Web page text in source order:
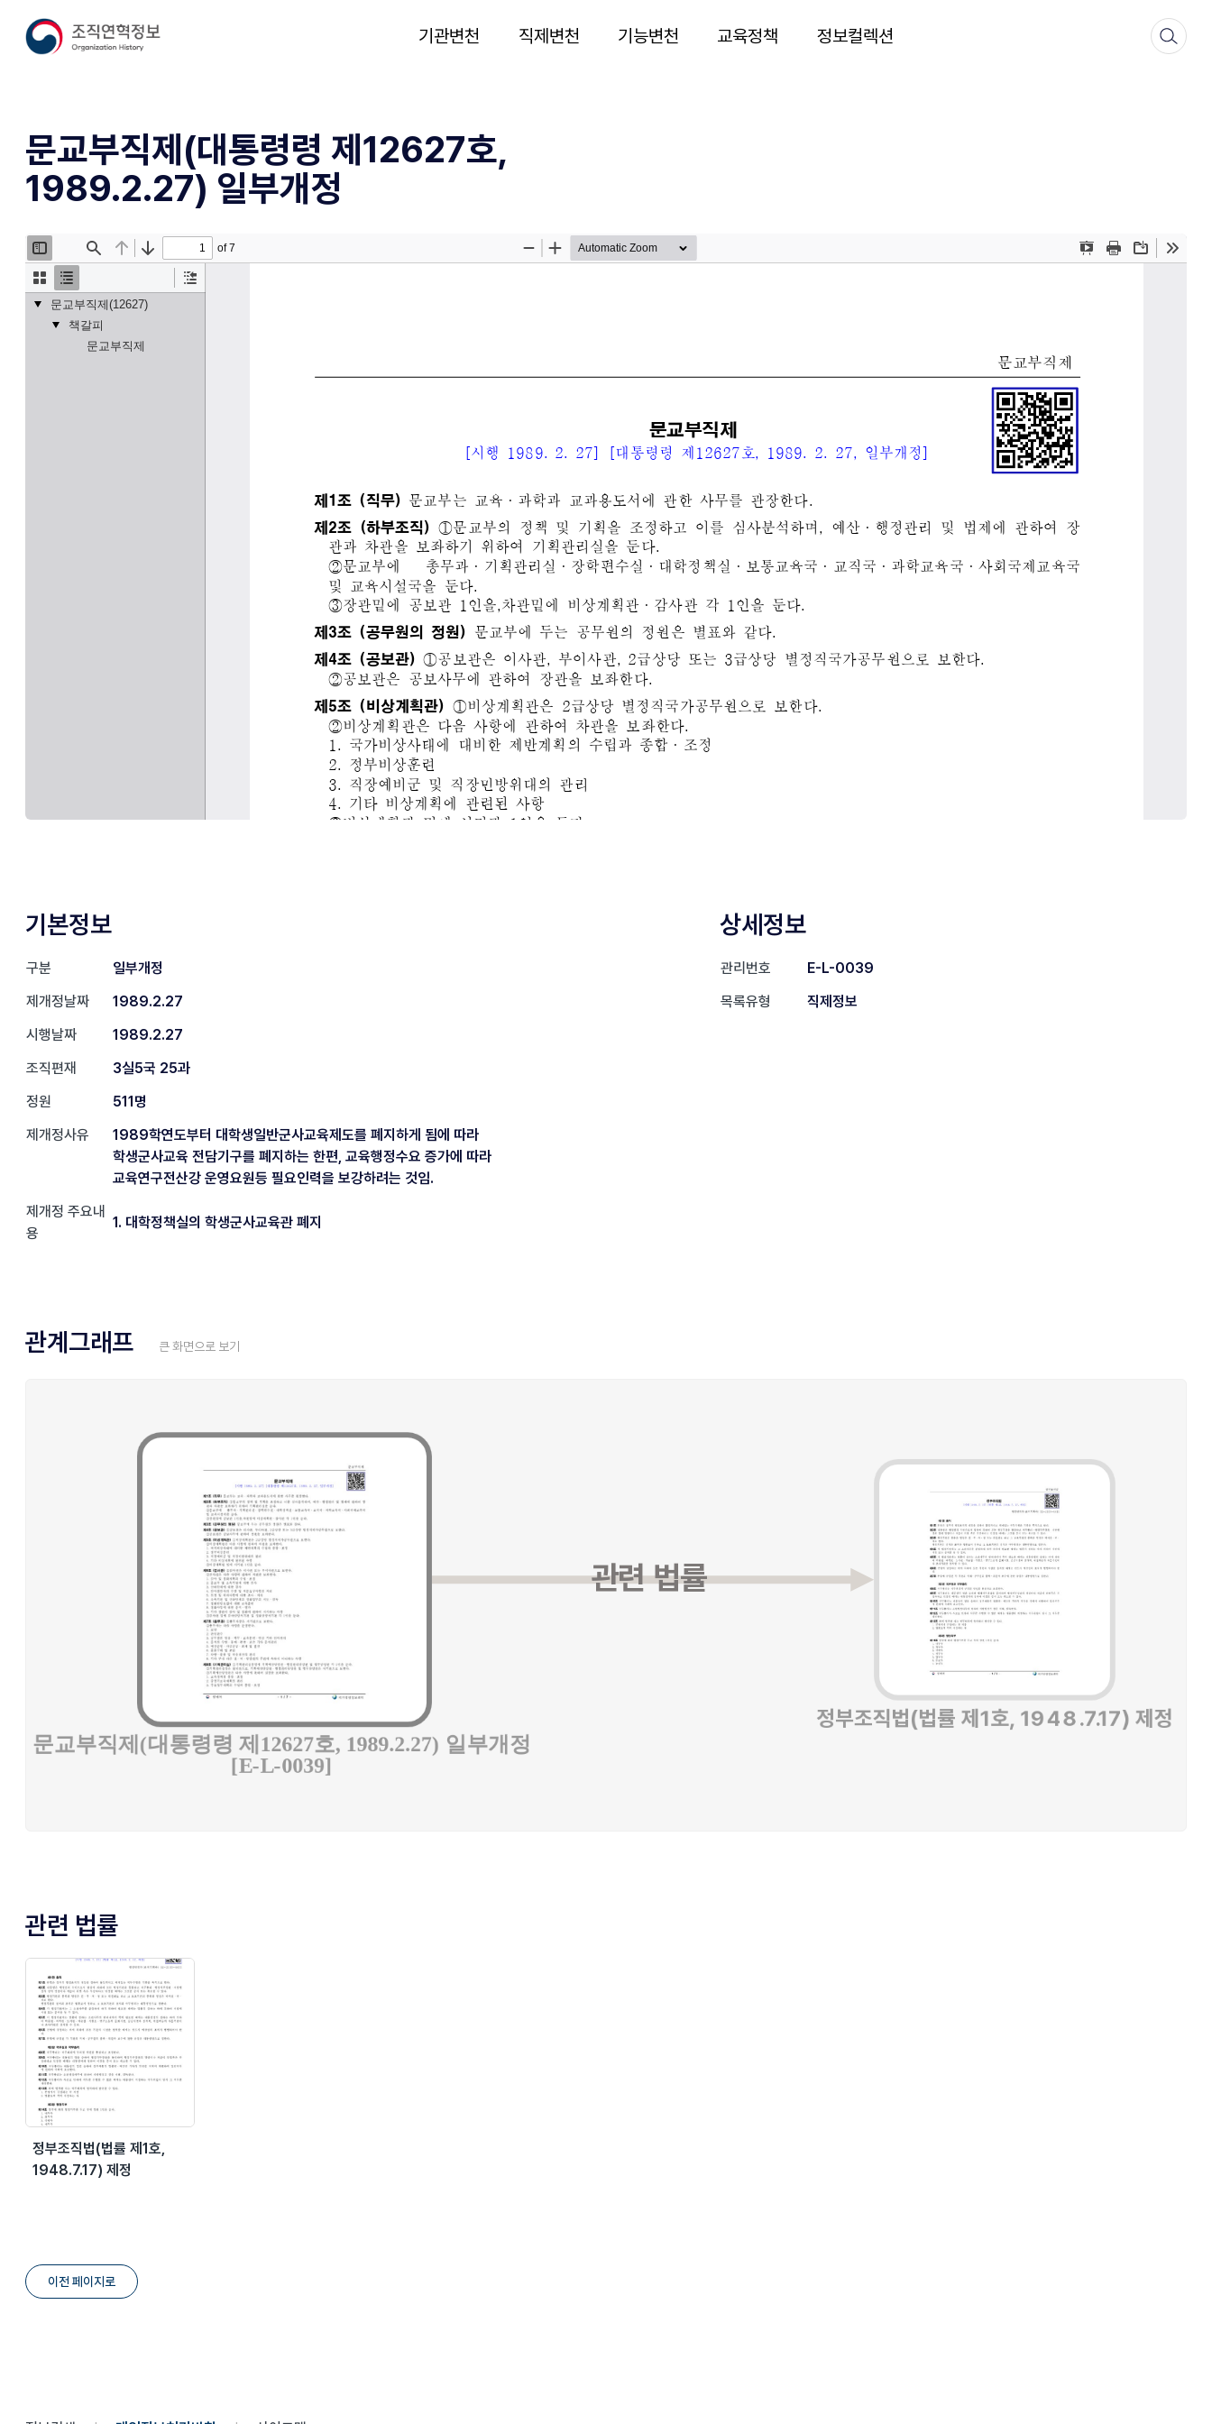
기관변천 직제변천 기능변천 교육정책 정보컬렉션
문교부직제(대통령령 제12627호,
1989.2.27) 일부개정
기본정보
구분
일부개정
제개정날짜
1989.2.27
시행날짜
1989.2.27
조직편재
3실5국 25과
정원
511명
제개정사유
1989학연도부터 대학생일반군사교육제도를 폐지하게 됨에 따라
학생군사교육 전담기구를 폐지하는 한편, 교육행정수요 증가에 따라
교육연구전산강 운영요원등 필요인력을 보강하려는 것임.
제개정 주요내
용
1. 대학정책실의 학생군사교육관 폐지
상세정보
관리번호
E-L-0039
목록유형
직제정보
관계그래프 큰 화면으로 보기
관련 법률
정부조직법(법률 제1호,
1948.7.17) 제정
이전 페이지로